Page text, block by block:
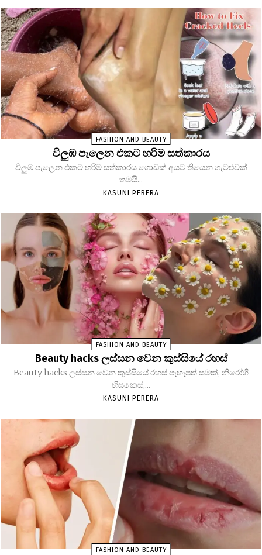
FASHION AND BEAUTY
විලුඹ පැලෙන එකට හරිම සත්කාරය
විලුඹ පැලෙන එකට හරිම සත්කාරය ගොඩක් අයට තියෙන ගැටළුවක්
තමයි...
KASUNI PERERA
FASHION AND BEAUTY
Beauty hacks ලස්සන වෙන කුස්සියේ රහස්
Beauty hacks ලස්සන වෙන කුස්සියේ රහස් පැහැපත් සමක්, නිරෝගී
හිසකෙස්,...
KASUNI PERERA
FASHION AND BEAUTY